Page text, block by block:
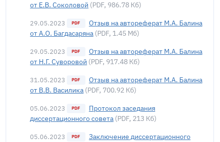
от Е.В. Соколовой (PDF, 986.78 Кб)
29.05.2023
Отзыв на автореферат М.А. Балина
от А.О. Багдасаряна (PDF, 1.45 Мб)
29.05.2023
Отзыв на автореферат М.А. Балина
от Н.Г. Суворовой (PDF, 917.48 Кб)
31.05.2023
Отзыв на автореферат М.А. Балина
от В.В. Василика (PDF, 700.92 Кб)
05.06.2023
Протокол заседания
диссертационного совета (PDF, 213 Кб)
05.06.2023
Заключение диссертационного